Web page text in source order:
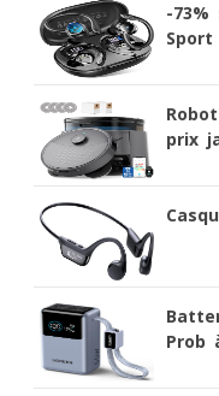
-
prix
Prob